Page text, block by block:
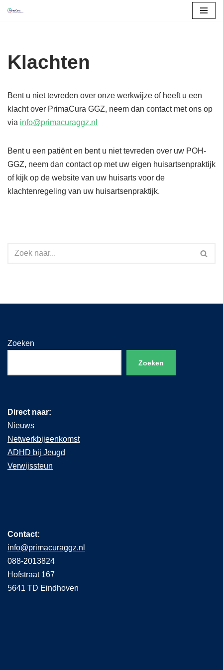
de
inhoud
Klachten
Bent u niet tevreden over onze werkwijze of heeft u een
klacht over PrimaCura GGZ, neem dan contact met ons op
via info@primacuraggz.nl
Bent u een patiënt en bent u niet tevreden over uw POH-
GGZ, neem dan contact op met uw eigen huisartsenpraktijk
of kijk op de website van uw huisarts voor de
klachtenregeling van uw huisartsenpraktijk.
Zoeken
Zoeken
Direct naar:
Nieuws
Netwerkbijeenkomst
ADHD bij Jeugd
Verwijssteun
Contact:
info@primacuraggz.nl
088-2013824
Hofstraat 167
5641 TD Eindhoven